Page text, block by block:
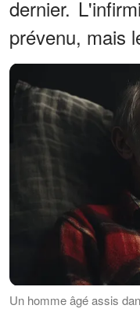
dernier.
prévenu, mais
Un homme âgé assis